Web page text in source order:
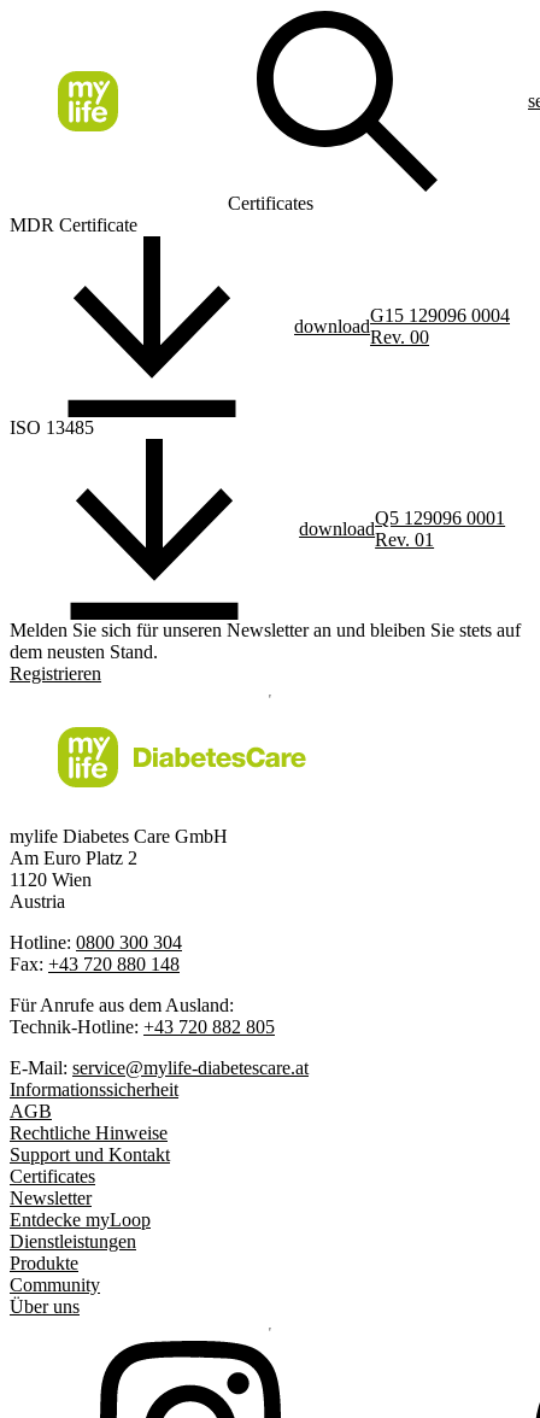
Certificates
MDR Certificate
download
G15 129096 0004
Rev. 00
ISO 13485
download
Q5 129096 0001
Rev. 01
Melden Sie sich für unseren Newsletter an und bleiben Sie stets auf
dem neusten Stand.
Registrieren
mylife Diabetes Care GmbH
Am Euro Platz 2
1120 Wien
Austria
Hotline: 0800 300 304
Fax: +43 720 880 148
Für Anrufe aus dem Ausland:
Technik-Hotline: +43 720 882 805
E-Mail: service@mylife-diabetescare.at
Informationssicherheit
AGB
Rechtliche Hinweise
Support und Kontakt
Certificates
Newsletter
Entdecke myLoop
Dienstleistungen
Produkte
Community
Über uns